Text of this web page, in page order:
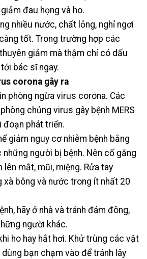
đau họng và ho.
nhiều nước, chất lỏng, nghỉ ngơi
tốt. Trong trường hợp các
giảm mà thậm chí có dấu
bác sĩ ngay.
corona gây ra
phòng ngừa virus corona. Các
chủng virus gây bệnh MERS
đoạn phát triển.
giảm nguy cơ nhiễm bệnh bằng
người bị bệnh. Nên cố gắng
mắt, mũi, miệng. Rửa tay
xà bông và nước trong ít nhất 20
hãy ở nhà và tránh đám đông,
người khác.
ho hay hắt hơi. Khử trùng các vật
bạn chạm vào để tránh lây